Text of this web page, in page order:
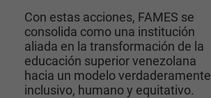
Con estas acciones, FAMES se
consolida como una institución
aliada en la transformación de la
educación superior venezolana
hacia un modelo verdaderamente
inclusivo, humano y equitativo.